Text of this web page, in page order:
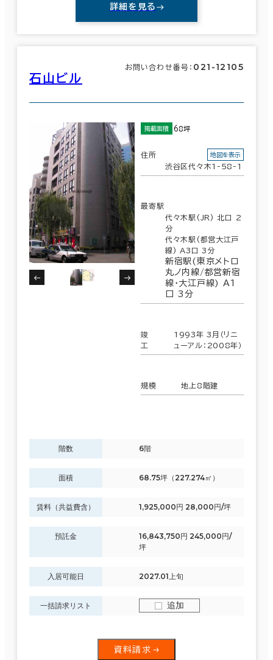
詳細を見る
石山ビル
お問い合わせ番号： 021-12105
掲載面積 68坪
住所
渋谷区代々木1-58-1
地図を表示
最寄駅
代々木駅(JR) 北口 2
分
代々木駅(都営大江戸
線) A3口 3分
新宿駅(東京メトロ
丸ノ内線/都営新宿
線･大江戸線) A1
口 3分
竣
工
1993年 3月（リニ
ューアル：2008年）
規模 地上8階建
階数 6階
面積 68.75坪（227.274㎡）
賃料（共益費含） 1,925,000円 28,000円/坪
預託金
16,843,750円 245,000円/
坪
入居可能日 2027.01上旬
一括請求リスト 追加
資料請求